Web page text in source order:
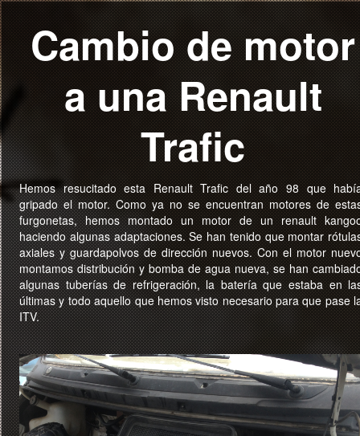
Cambio de motor
a una Renault
Trafic
Hemos resucitado esta Renault Trafic del año 98 que
gripado el motor. Como ya no se encuentran motores de
furgonetas, hemos montado un motor de un renault
haciendo algunas adaptaciones. Se han tenido que montar
axiales y guardapolvos de dirección nuevos. Con el motor
montamos distribución y bomba de agua nueva, se han
algunas tuberías de refrigeración, la batería que estaba en
últimas y todo aquello que hemos visto necesario para que pase
ITV.